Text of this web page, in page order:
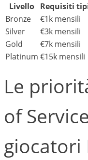
Livello Requisiti
Bronze
€1k mensili
Silver
€3k mensili
Gold
€7k mensili
Platinum €15k mensili
Le
of
giocatori